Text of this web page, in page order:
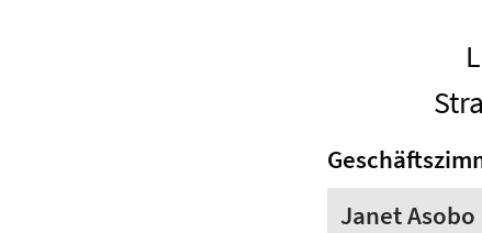
Janet Asobo